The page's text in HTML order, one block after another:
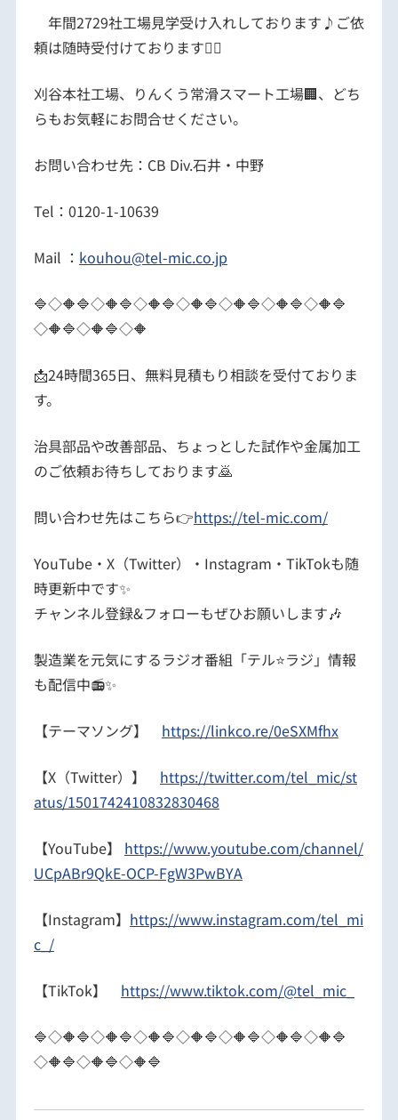
年間2729社工場見学受け入れしております♪ご依
頼は随時受付けております🙋‍♀️
刈谷本社工場、りんくう常滑スマート工場🏢、どち
らもお気軽にお問合せください。
お問い合わせ先：CB Div.石井・中野
Tel：0120-1-10639
Mail ： kouhou@tel-mic.co.jp
🔷◇🔶🔷◇🔶🔷◇🔶🔷◇🔶🔷◇🔶🔷◇🔶🔷◇🔶🔷
◇🔶🔷◇🔶🔷◇🔶
📩24時間365日、無料見積もり相談を受付ておりま
す。
治具部品や改善部品、ちょっとした試作や金属加工
のご依頼お待ちしております🙇
問い合わせ先はこちら👉https://tel-mic.com/
YouTube・X（Twitter）・Instagram・TikTokも随
時更新中です✨
チャンネル登録&フォローもぜひお願いします🎶
製造業を元気にするラジオ番組「テル⭐️ラジ」情報
も配信中📻✨
【テーマソング】 https://linkco.re/0eSXMfhx
【X（Twitter）】 https://twitter.com/tel_mic/st
atus/1501742410832830468
【YouTube】 https://www.youtube.com/channel/
UCpABr9QkE-OCP-FgW3PwBYA
【Instagram】 https://www.instagram.com/tel_mi
c_/
【TikTok】 https://www.tiktok.com/@tel_mic_
🔷◇🔶🔷◇🔶🔷◇🔶🔷◇🔶🔷◇🔶🔷◇🔶🔷◇🔶🔷
◇🔶🔷◇🔶🔷◇🔶🔷